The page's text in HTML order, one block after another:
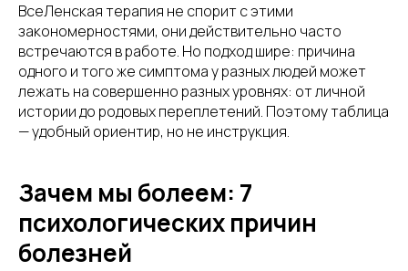
ВсеЛенская терапия не спорит с этими
закономерностями, они действительно часто
встречаются в работе. Но подход шире: причина
одного и того же симптома у разных людей может
лежать на совершенно разных уровнях: от личной
истории до родовых переплетений. Поэтому таблица
— удобный ориентир, но не инструкция.
Зачем мы болеем: 7
психологических причин
болезней